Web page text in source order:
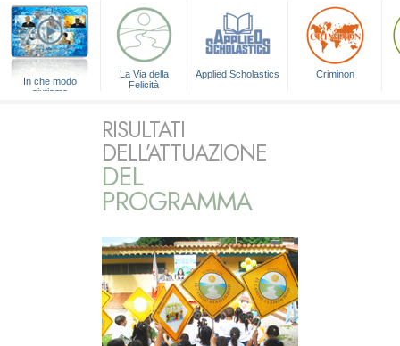
In che modo
aiutiamo
La Via della
Felicità
Applied Scholastics Criminon
RISULTATI
DELL’ATTUAZIONE
DEL
PROGRAMMA